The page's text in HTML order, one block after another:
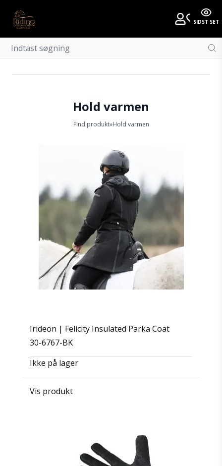
Hold varmen
Find produkt»Hold varmen
Irideon | Felicity Insulated Parka Coat
30-6767-BK
Ikke på lager
Vis produkt
SIDST SET